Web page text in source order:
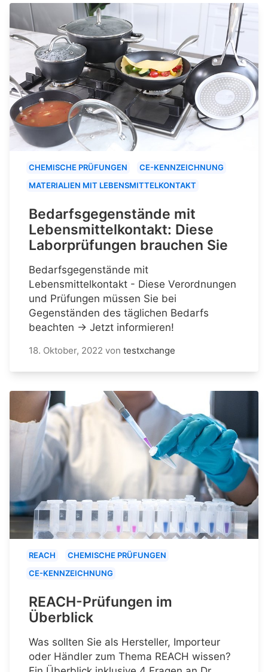
CHEMISCHE PRÜFUNGEN
CE-KENNZEICHNUNG
MATERIALIEN MIT LEBENSMITTELKONTAKT
Bedarfsgegenstände mit
Lebensmittelkontakt: Diese
Laborprüfungen brauchen Sie
Bedarfsgegenstände mit
Lebensmittelkontakt - Diese Verordnungen
und Prüfungen müssen Sie bei
Gegenständen des täglichen Bedarfs
beachten → Jetzt informieren!
18. Oktober, 2022 von testxchange
REACH
CHEMISCHE PRÜFUNGEN
CE-KENNZEICHNUNG
REACH-Prüfungen im
Überblick
Was sollten Sie als Hersteller, Importeur
oder Händler zum Thema REACH wissen?